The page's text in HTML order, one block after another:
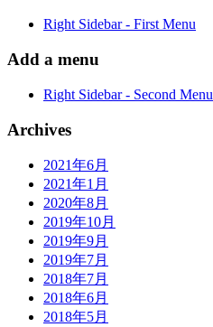
Right Sidebar - First Menu
Add a menu
Right Sidebar - Second Menu
Archives
2021年6月
2021年1月
2020年8月
2019年10月
2019年9月
2019年7月
2018年7月
2018年6月
2018年5月